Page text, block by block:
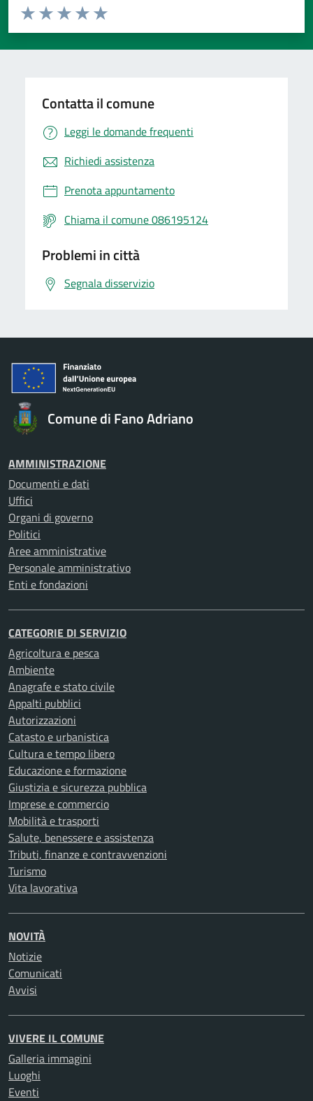
Valuta da 1 a 5 stelle la pagina
Valuta 5 stelle su 5
Valuta 4 stelle su 5
Valuta 3 stelle su 5
Valuta 2 stelle su 5
Valuta 1 stelle su 5
Contatta il comune
Leggi le domande frequenti
Richiedi assistenza
Prenota appuntamento
Chiama il comune 086195124
Problemi in città
Segnala disservizio
Comune di Fano Adriano
AMMINISTRAZIONE
Documenti e dati
Uffici
Organi di governo
Politici
Aree amministrative
Personale amministrativo
Enti e fondazioni
CATEGORIE DI SERVIZIO
Agricoltura e pesca
Ambiente
Anagrafe e stato civile
Appalti pubblici
Autorizzazioni
Catasto e urbanistica
Cultura e tempo libero
Educazione e formazione
Giustizia e sicurezza pubblica
Imprese e commercio
Mobilità e trasporti
Salute, benessere e assistenza
Tributi, finanze e contravvenzioni
Turismo
Vita lavorativa
NOVITÀ
Notizie
Comunicati
Avvisi
VIVERE IL COMUNE
Galleria immagini
Luoghi
Eventi